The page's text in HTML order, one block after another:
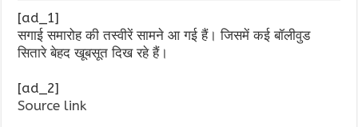
[ad_1]
सगाई समारोह की तस्वीरें सामने आ गई हैं। जिसमें कई बॉलीवुड
सितारे बेहद खूबसूत दिख रहे हैं।
[ad_2]
Source link